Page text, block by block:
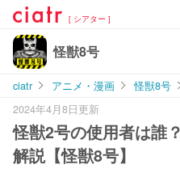
[ シアター ]
怪獣8号
ciatr アニメ・漫画 怪獣8号
2024年4月8日更新
怪獣2号の使用者は誰
解説【怪獣8号】